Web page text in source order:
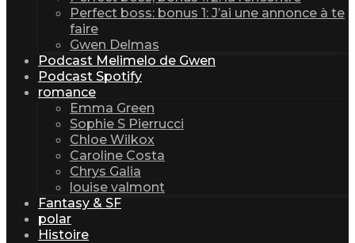
Perfect boss: bonus 1: J’ai une annonce à te
faire
Gwen Delmas
Podcast Melimelo de Gwen
Podcast Spotify
romance
Emma Green
Sophie S Pierrucci
Chloe Wilkox
Caroline Costa
Chrys Galia
louise valmont
Fantasy & SF
polar
Histoire